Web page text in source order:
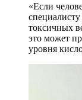
«Если
токсичных
это может
уровня